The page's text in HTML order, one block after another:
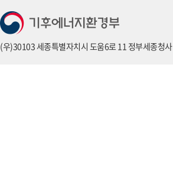
(우)30103 세종특별자치시 도움6로 11 정부세종청사